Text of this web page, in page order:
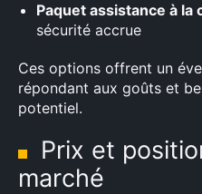
Paquet assistance à la
sécurité accrue
Ces options offrent un
répondant aux goûts et
potentiel.
Prix et
marché